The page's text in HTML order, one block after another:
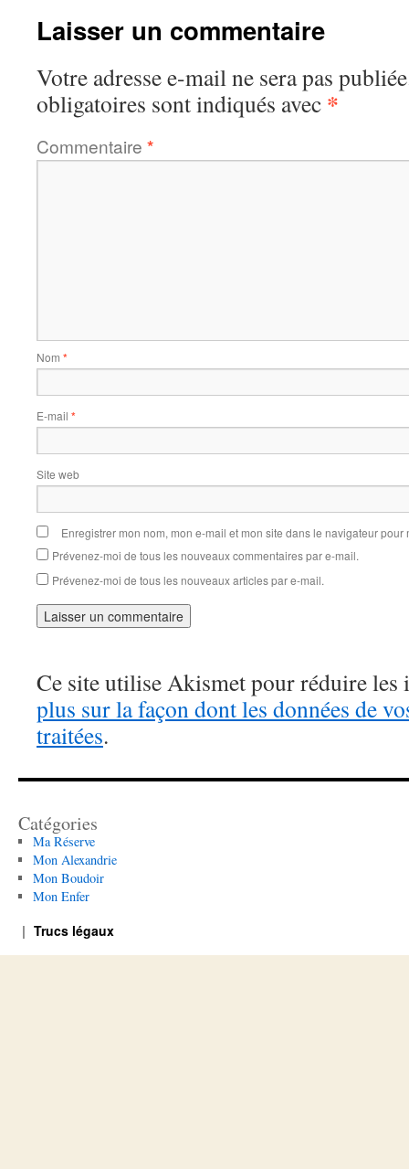
Laisser un commentaire
Votre adresse e-mail ne sera pas
obligatoires sont indiqués avec *
Commentaire *
Nom *
E-mail *
Site web
Enregistrer mon nom, mon e-mail et mon site dans le navigateur
Prévenez-moi de tous les nouveaux commentaires par e-mail.
Prévenez-moi de tous les nouveaux articles par e-mail.
Ce site utilise Akismet pour réduire les
plus sur la façon dont les données de
traitées.
Catégories
Ma Réserve
Mon Alexandrie
Mon Boudoir
Mon Enfer
Trucs légaux